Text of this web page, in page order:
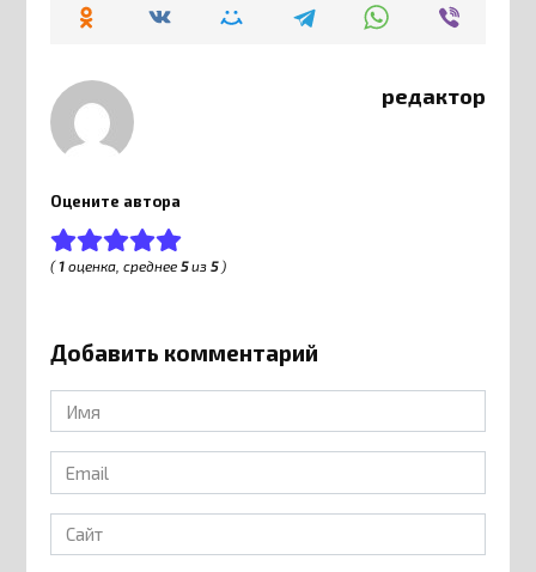
редактор
Оцените автора
(1 оценка, среднее5из5)
Добавить комментарий
Имя
*
Email
*
Сайт